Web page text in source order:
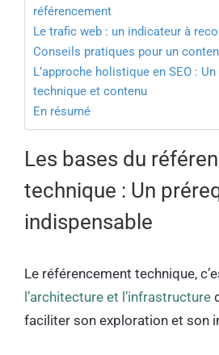
référencement
Le trafic web : un indicateur à
Conseils pratiques pour un
L’approche holistique en SEO :
technique et contenu
En résumé
Les bases du
technique : Un
indispensable
Le référencement technique,
l’architecture et l’infrastructure
faciliter son exploration et son